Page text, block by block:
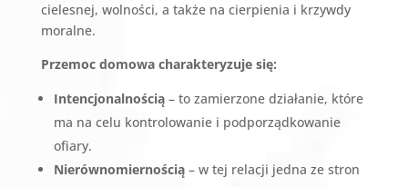
cielesnej, wolności, a także na cierpienia i krzywdy
moralne.
Przemoc domowa charakteryzuje się:
Intencjonalnością– to zamierzone działanie, które
ma na celu kontrolowanie i podporządkowanie
ofiary.
Nierównomiernością– w tej relacji jedna ze stron